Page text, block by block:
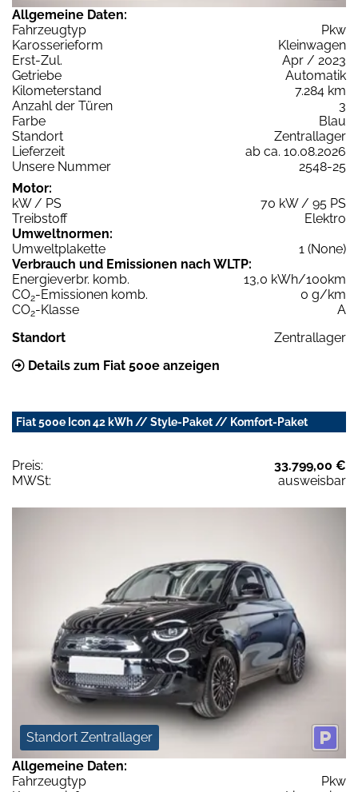
Allgemeine Daten:
Fahrzeugtyp
Pkw
Karosserieform
Kleinwagen
Erst-Zul.
Apr / 2023
Getriebe
Automatik
Kilometerstand
7.284 km
Anzahl der Türen
3
Farbe
Blau
Standort
Zentrallager
Lieferzeit
ab ca. 10.08.2026
Unsere Nummer
2548-25
Motor:
kW / PS
70 kW / 95 PS
Treibstoff
Elektro
Umweltnormen:
Umweltplakette
1 (None)
Verbrauch und Emissionen nach WLTP:
Energieverbr. komb.
13,0 kWh/100km
CO2-Emissionen komb.
0 g/km
CO2-Klasse
A
Standort
Zentrallager
Details zum Fiat 500e anzeigen
Fiat 500e Icon 42 kWh // Style-Paket // Komfort-Paket
Preis:
33.799,00 €
MWSt:
ausweisbar
Standort Zentrallager
Allgemeine Daten:
Fahrzeugtyp
Pkw